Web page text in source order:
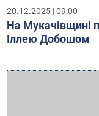
20.12.2025 | 09:00
На Мукачівщині
Іллею Добошом